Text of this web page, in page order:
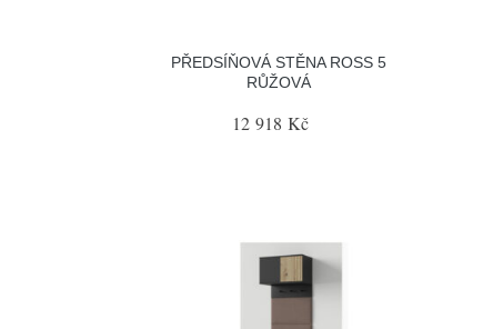
PŘEDSÍŇOVÁ STĚNA ROSS 5
RŮŽOVÁ
12 918 Kč